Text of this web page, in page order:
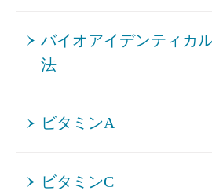
バイオアイデンティカ
法
ビタミンA
ビタミンC